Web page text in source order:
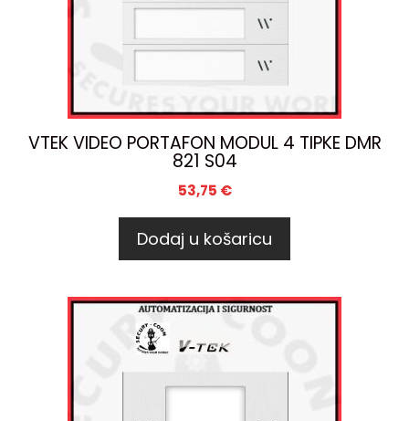
VTEK VIDEO PORTAFON MODUL 4 TIPKE DMR
821 S04
53,75 €
Dodaj u košaricu